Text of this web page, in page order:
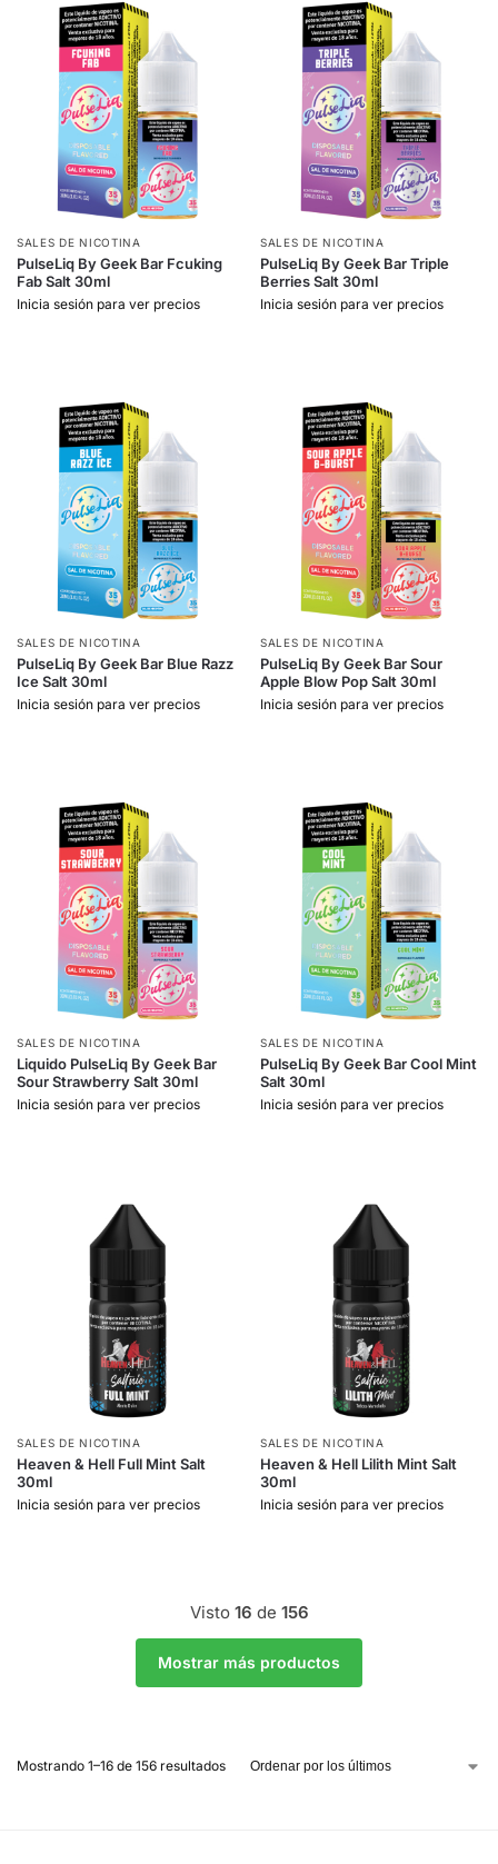
SALES DE NICOTINA
PulseLiq By Geek Bar Fcuking
Fab Salt 30ml
Inicia sesión para ver precios
SALES DE NICOTINA
PulseLiq By Geek Bar Triple
Berries Salt 30ml
Inicia sesión para ver precios
SALES DE NICOTINA
PulseLiq By Geek Bar Blue Razz
Ice Salt 30ml
Inicia sesión para ver precios
SALES DE NICOTINA
PulseLiq By Geek Bar Sour
Apple Blow Pop Salt 30ml
Inicia sesión para ver precios
SALES DE NICOTINA
Liquido PulseLiq By Geek Bar
Sour Strawberry Salt 30ml
Inicia sesión para ver precios
SALES DE NICOTINA
PulseLiq By Geek Bar Cool Mint
Salt 30ml
Inicia sesión para ver precios
SALES DE NICOTINA
Heaven & Hell Full Mint Salt
30ml
Inicia sesión para ver precios
SALES DE NICOTINA
Heaven & Hell Lilith Mint Salt
30ml
Inicia sesión para ver precios
Visto 16 de 156
Mostrar más productos
Mostrando 1–16 de 156 resultados